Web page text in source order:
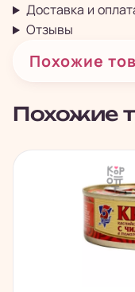
Доставка и
Отзывы
Похожие
Похожие